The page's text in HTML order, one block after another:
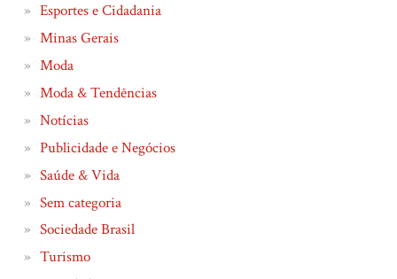
Esportes e Cidadania
Minas Gerais
Moda
Moda & Tendências
Notícias
Publicidade e Negócios
Saúde & Vida
Sem categoria
Sociedade Brasil
Turismo